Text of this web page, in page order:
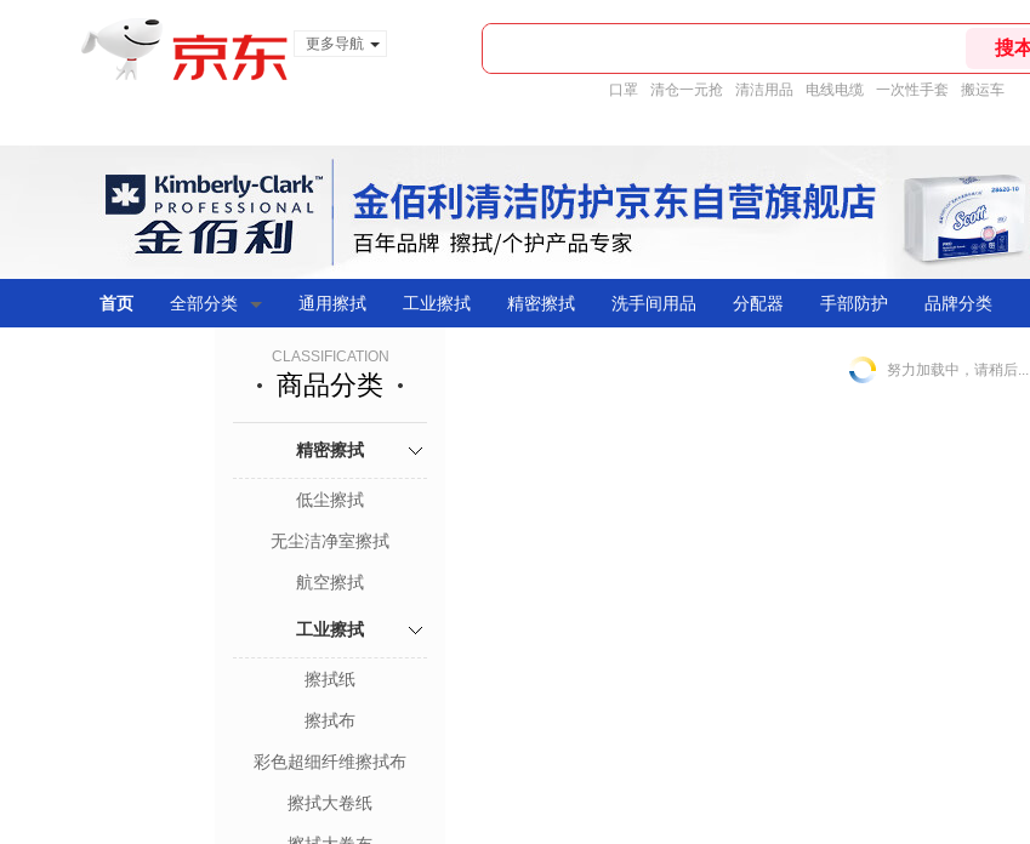
更多导航
口罩 清仓一元抢 清洁用品 电线电缆 一次性手套 搬运车
首页 全部分类 通用擦拭 工业擦拭 精密擦拭 洗手间用品 分配器 手部防护 品牌分类
CLASSIFICATION
商品分类
精密擦拭
低尘擦拭
无尘洁净室擦拭
航空擦拭
工业擦拭
擦拭纸
擦拭布
彩色超细纤维擦拭布
擦拭大卷纸
努力加载中，请稍后...